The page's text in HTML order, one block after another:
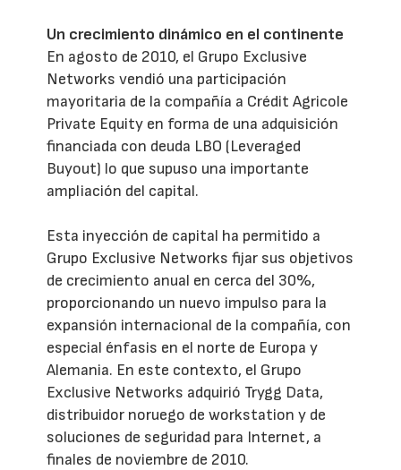
Un crecimiento dinámico en el continente
En agosto de 2010, el Grupo Exclusive
Networks vendió una participación
mayoritaria de la compañía a Crédit Agricole
Private Equity en forma de una adquisición
financiada con deuda LBO (Leveraged
Buyout) lo que supuso una importante
ampliación del capital.
Esta inyección de capital ha permitido a
Grupo Exclusive Networks fijar sus objetivos
de crecimiento anual en cerca del 30%,
proporcionando un nuevo impulso para la
expansión internacional de la compañía, con
especial énfasis en el norte de Europa y
Alemania. En este contexto, el Grupo
Exclusive Networks adquirió Trygg Data,
distribuidor noruego de workstation y de
soluciones de seguridad para Internet, a
finales de noviembre de 2010.